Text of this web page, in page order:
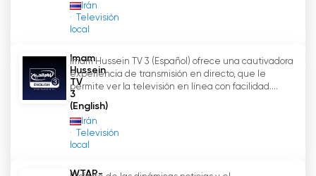
Irán
Televisión
local
Imam
Hussein
TV
3
(English)
Irán
Televisión
local
Imam Hussein TV 3 (Español) ofrece una cautivadora
experiencia de transmisión en directo, que le
permite ver la televisión en línea con facilidad....
WTAP-